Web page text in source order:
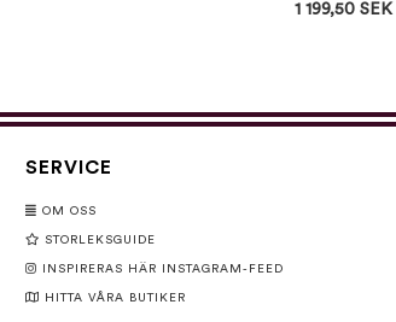
1 199,50 SEK
SERVICE
OM OSS
STORLEKSGUIDE
INSPIRERAS HÄR INSTAGRAM-FEED
HITTA VÅRA BUTIKER